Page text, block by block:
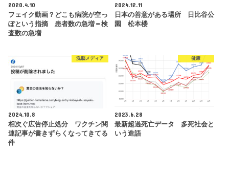
2020.4.10
フェイク動画？どこも病院が空っ
ぽという指摘 患者数の急増＝検
査数の急増
2024.12.11
日本の善意がある場所 日比谷公
園 松本楼
洗脳メディア
2024.10.8
相次ぐ広告停止処分 ワクチン関
連記事が書きずらくなってきてる
件
健康
2023.6.28
最新超過死亡データ 多死社会と
いう造語